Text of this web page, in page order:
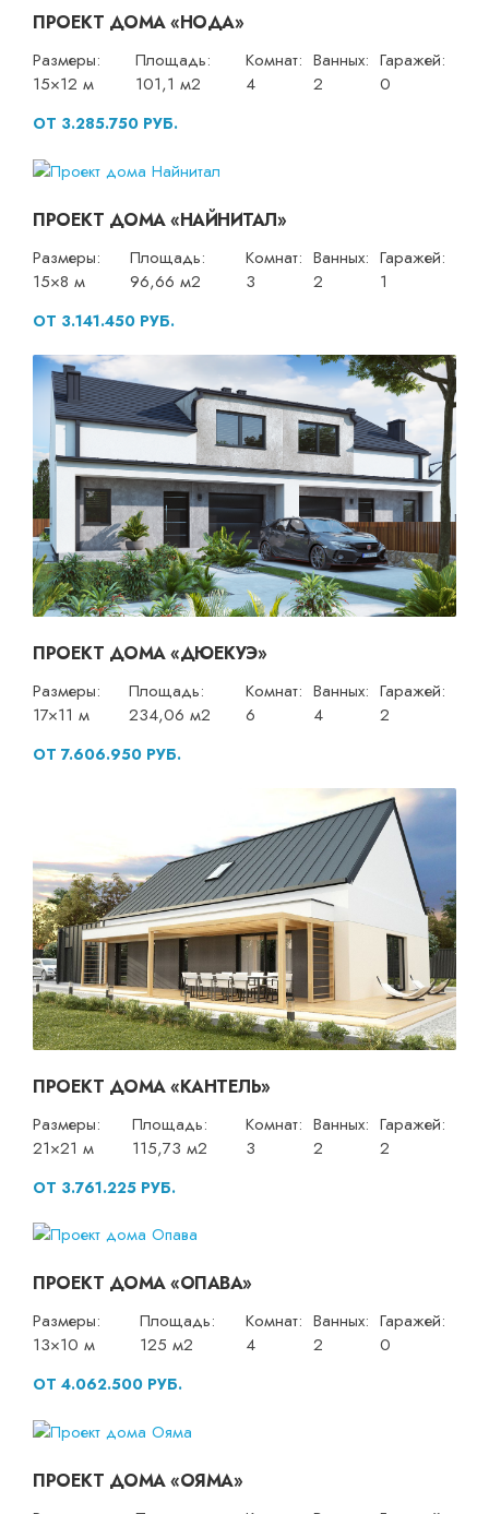
ПРОЕКТ ДОМА «НОДА»
Размеры:
15×12 м
Площадь:
101,1 м2
Комнат:
4
Ванных:
2
Гаражей:
0
ОТ 3.285.750 РУБ.
ПРОЕКТ ДОМА «НАЙНИТАЛ»
Размеры:
15×8 м
Площадь:
96,66 м2
Комнат:
3
Ванных:
2
Гаражей:
1
ОТ 3.141.450 РУБ.
ПРОЕКТ ДОМА «ДЮЕКУЭ»
Размеры:
17×11 м
Площадь:
234,06 м2
Комнат:
6
Ванных:
4
Гаражей:
2
ОТ 7.606.950 РУБ.
ПРОЕКТ ДОМА «КАНТЕЛЬ»
Размеры:
21×21 м
Площадь:
115,73 м2
Комнат:
3
Ванных:
2
Гаражей:
2
ОТ 3.761.225 РУБ.
ПРОЕКТ ДОМА «ОПАВА»
Размеры:
13×10 м
Площадь:
125 м2
Комнат:
4
Ванных:
2
Гаражей:
0
ОТ 4.062.500 РУБ.
ПРОЕКТ ДОМА «ОЯМА»